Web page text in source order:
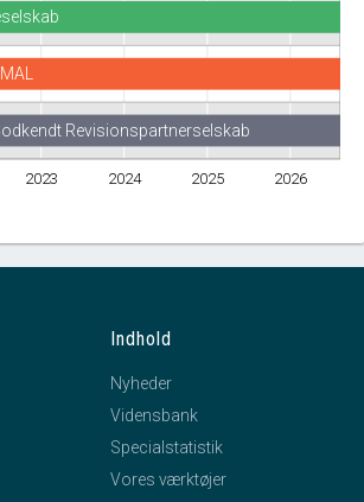
2023 2024 2025 2026
Revisionspartnerselskab
Indhold
Nyheder
Vidensbank
Specialstatistik
Vores værktøjer